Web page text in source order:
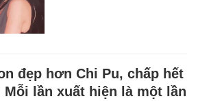
đẹp hơn Chi Pu, chấp hết
Mỗi lần xuất hiện là một lần